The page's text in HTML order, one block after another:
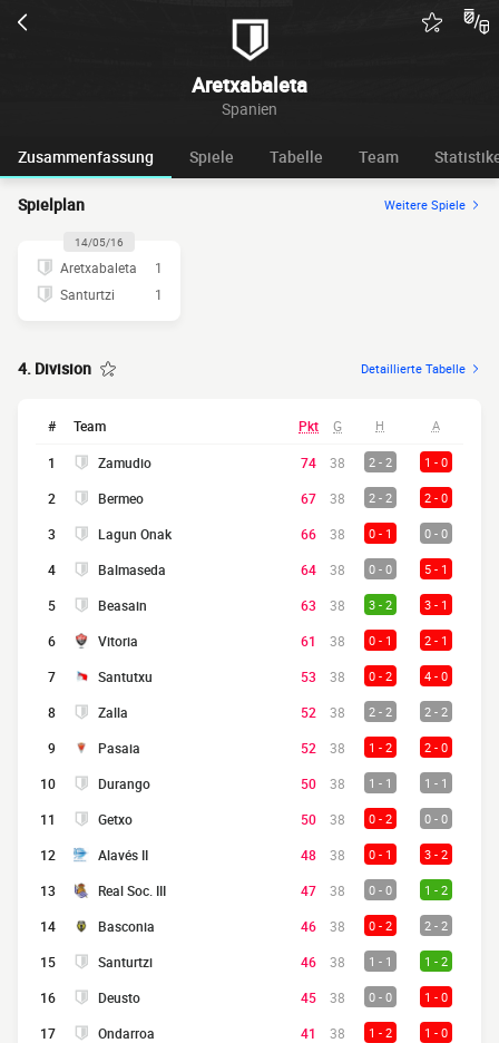
Aretxabaleta
Spanien
Zusammenfassung Spiele Tabelle Team
Spielplan Weitere Spiele
14/05/16
Aretxabaleta
1
Santurtzi
1
4. Division Detaillierte Tabelle
# Team Pkt G H A
1 Zamudio 74 38 2 - 2 1 - 0
2 Bermeo 67 38 2 - 2 2 - 0
3 Lagun Onak 66 38 0 - 1 0 - 0
4 Balmaseda 64 38 0 - 0 5 - 1
5 Beasain 63 38 3 - 2 3 - 1
6 Vitoria 61 38 0 - 1 2 - 1
7 Santutxu 53 38 0 - 2 4 - 0
8 Zalla 52 38 2 - 2 2 - 2
9 Pasaia 52 38 1 - 2 2 - 0
10 Durango 50 38 1 - 1 1 - 1
11 Getxo 50 38 0 - 2 0 - 0
12 Alavés II 48 38 0 - 1 3 - 2
13 Real Soc. III 47 38 0 - 0 1 - 2
14 Basconia 46 38 0 - 2 2 - 2
15 Santurtzi 46 38 1 - 1 1 - 2
16 Deusto 45 38 0 - 0 1 - 0
17 Ondarroa 41 38 1 - 2 1 - 0